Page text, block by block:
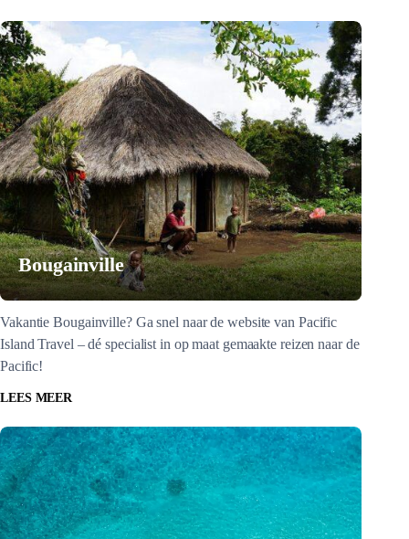
Bougainville
Vakantie Bougainville? Ga snel naar de website van Pacific
Island Travel – dé specialist in op maat gemaakte reizen naar de
Pacific!
LEES MEER